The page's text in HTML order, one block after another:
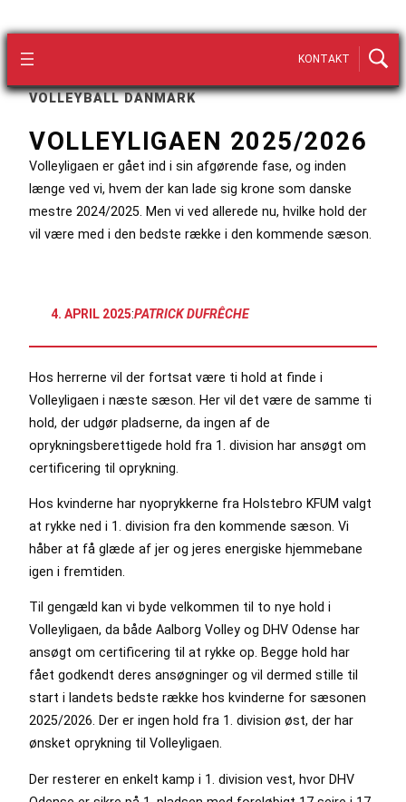
KONTAKT
VOLLEYBALL DANMARK
VOLLEYLIGAEN 2025/2026
Volleyligaen er gået ind i sin afgørende fase, og inden
længe ved vi, hvem der kan lade sig krone som danske
mestre 2024/2025. Men vi ved allerede nu, hvilke hold der
vil være med i den bedste række i den kommende sæson.
4. APRIL 2025:PATRICK DUFRÊCHE
Hos herrerne vil der fortsat være ti hold at finde i
Volleyligaen i næste sæson. Her vil det være de samme ti
hold, der udgør pladserne, da ingen af de
oprykningsberettigede hold fra 1. division har ansøgt om
certificering til oprykning.
Hos kvinderne har nyoprykkerne fra Holstebro KFUM valgt
at rykke ned i 1. division fra den kommende sæson. Vi
håber at få glæde af jer og jeres energiske hjemmebane
igen i fremtiden.
Til gengæld kan vi byde velkommen til to nye hold i
Volleyligaen, da både Aalborg Volley og DHV Odense har
ansøgt om certificering til at rykke op. Begge hold har
fået godkendt deres ansøgninger og vil dermed stille til
start i landets bedste række hos kvinderne for sæsonen
2025/2026. Der er ingen hold fra 1. division øst, der har
ønsket oprykning til Volleyligaen.
Der resterer en enkelt kamp i 1. division vest, hvor DHV